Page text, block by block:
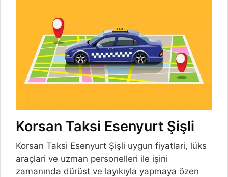
Korsan Taksi Esenyurt Şişli
Korsan Taksi Esenyurt Şişli uygun fiyatlari, lüks
araçlari ve uzman personelleri ile işini
zamanında dürüst ve layıkıyla yapmaya özen